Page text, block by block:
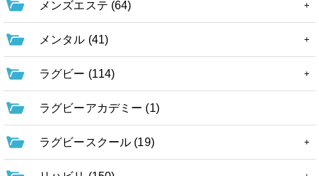
メンズエステ (64)
メンタル (41)
ラグビー (114)
ラグビーアカデミー (1)
ラグビースクール (19)